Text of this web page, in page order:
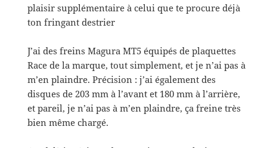
plaisir supplémentaire à celui que te procure déjà
ton fringant destrier
J’ai des freins Magura MT5 équipés de plaquettes
Race de la marque, tout simplement, et je n’ai pas à
m’en plaindre. Précision : j’ai également des
disques de 203 mm à l’avant et 180 mm à l’arrière,
et pareil, je n’ai pas à m’en plaindre, ça freine très
bien même chargé.